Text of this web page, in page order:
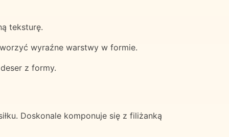
teksturę.
wyraźne warstwy w formie.
z formy.
Doskonale komponuje się z filiżanką